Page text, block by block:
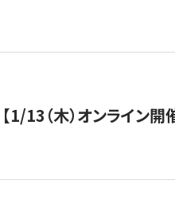
【1/13（木）オンライン